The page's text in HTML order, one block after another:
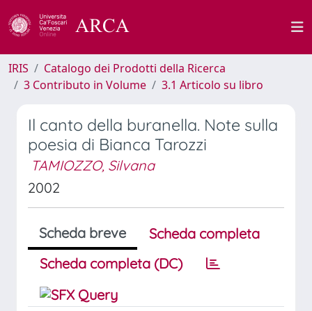
IRIS
Catalogo dei Prodotti della Ricerca
3 Contributo in Volume
3.1 Articolo su libro
Il canto della buranella. Note sulla
poesia di Bianca Tarozzi
TAMIOZZO, Silvana
2002
Scheda breve
Scheda completa
Scheda completa (DC)